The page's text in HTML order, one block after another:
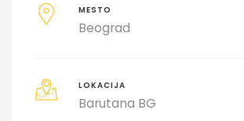
MESTO
Beograd
LOKACIJA
Barutana BG